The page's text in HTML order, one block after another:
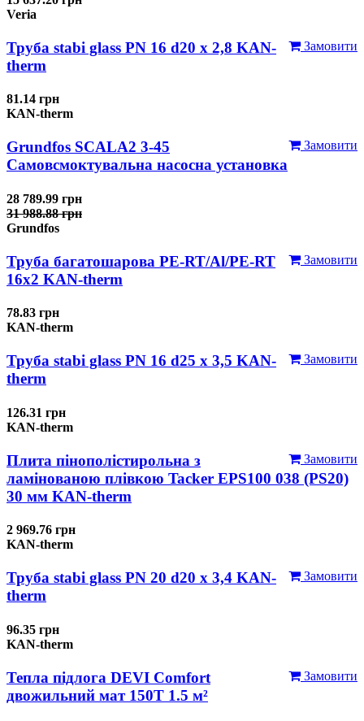
Veria
Замовити
Труба stabi glass PN 16 d20 х 2,8 KAN-
therm
81.14 грн
KAN-therm
Замовити
Grundfos SCALA2 3-45
Самовсмоктувальна насосна установка
28 789.99 грн
31 988.88 грн
Grundfos
Замовити
Труба багатошарова PE-RT/Al/PE-RT
16x2 KAN-therm
78.83 грн
KAN-therm
Замовити
Труба stabi glass PN 16 d25 х 3,5 KAN-
therm
126.31 грн
KAN-therm
Замовити
Плита пінополістирольна з
ламінованою плівкою Tacker EPS100 038 (PS20)
30 мм KAN-therm
2 969.76 грн
KAN-therm
Замовити
Труба stabi glass PN 20 d20 х 3,4 KAN-
therm
96.35 грн
KAN-therm
Замовити
Тепла підлога DEVI Comfort
двожильний мат 150T 1.5 м²